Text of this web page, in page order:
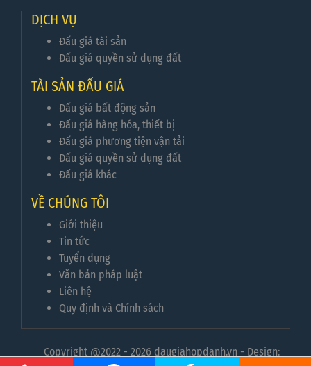
DỊCH VỤ
Đấu giá tài sản
Đấu giá quyền sử dụng đất
TÀI SẢN ĐẤU GIÁ
Đấu giá bất động sản
Đấu giá hàng hóa, thiết bị
Đấu giá phương tiện vận tải
Đấu giá quyền sử dụng đất
Đấu giá khác
VỀ CHÚNG TÔI
Giới thiệu
Tin tức
Tuyển dụng
Văn bản pháp luật
Liên hệ
Quy định và Chính sách
Copyright @2022 - 2026 daugiahopdanh.vn - Design: